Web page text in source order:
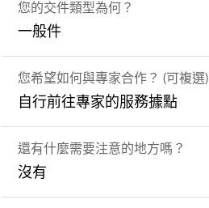
您的交件類型為何？
一般件
您希望如何與專家合作？ (可複選)
自行前往專家的服務據點
還有什麼需要注意的地方嗎？
沒有